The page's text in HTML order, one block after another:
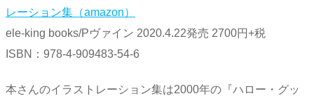
レーション集（amazon）
ele-king books/Pヴァイン 2020.4.22発売 2700円+税
ISBN：978-4-909483-54-6
本さんのイラストレーション集は2000年の『ハロー・グッ